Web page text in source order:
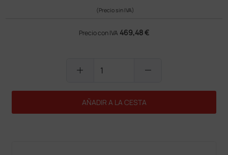
(Precio sin IVA)
Precio con IVA 469,48 €
add remove
AÑADIR A LA CESTA